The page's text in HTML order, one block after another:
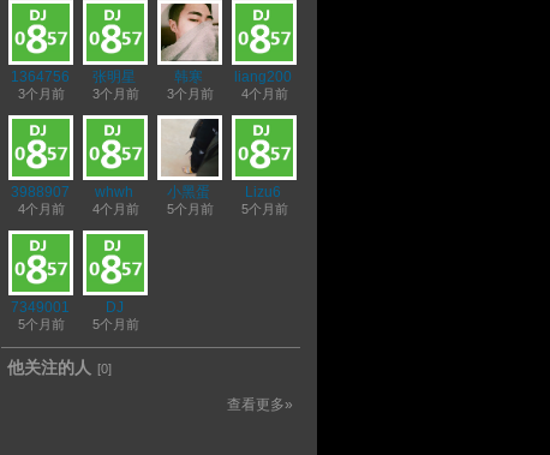
1364756
569
3个月前
张明星
3个月前
韩寒
3个月前
liang200
4个月前
3988907
80
4个月前
whwh
4个月前
小黑蛋
5个月前
Lizu6
5个月前
7349001
86
5个月前
DJ
5个月前
他关注的人 [0]
查看更多»